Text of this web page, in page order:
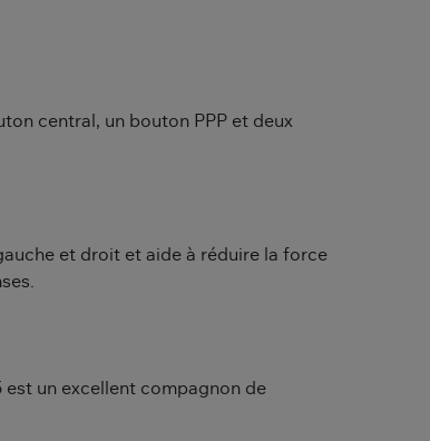
central, un bouton PPP et deux
et droit et aide à réduire la force
un excellent compagnon de